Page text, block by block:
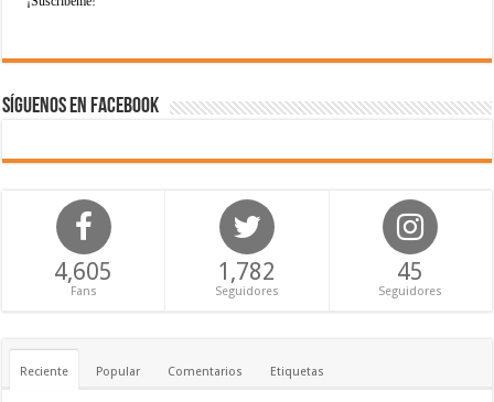
Síguenos en Facebook
4,605
Fans
1,782
Seguidores
45
Seguidores
Reciente Popular Comentarios Etiquetas